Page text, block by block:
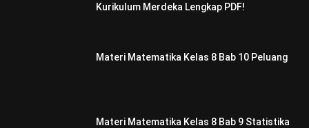
Kurikulum Merdeka Lengkap PDF!
Materi Matematika Kelas 8 Bab 10 Peluang
Materi Matematika Kelas 8 Bab 9 Statistika